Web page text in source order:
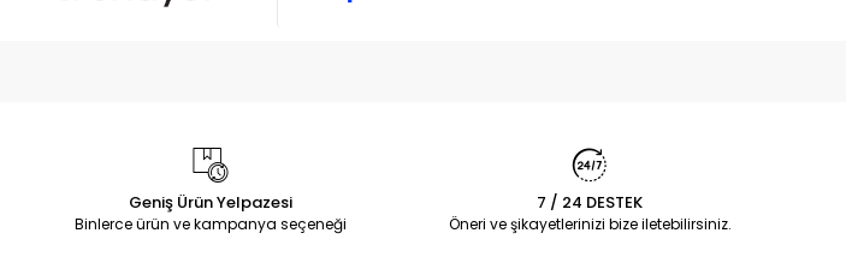
Geniş Ürün Yelpazesi
Binlerce ürün ve kampanya seçeneği
7 / 24 DESTEK
Öneri ve şikayetlerinizi bize iletebilirsiniz.